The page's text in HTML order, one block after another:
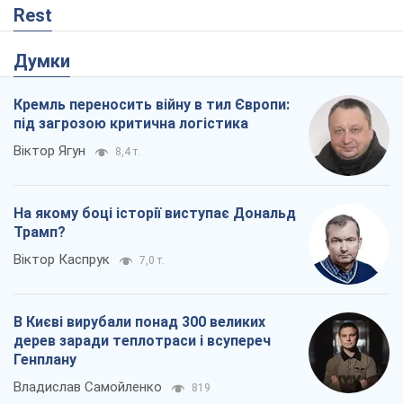
Rest
Думки
Кремль переносить війну в тил Європи:
під загрозою критична логістика
Віктор Ягун 8,4 т.
На якому боці історії виступає Дональд
Трамп?
Віктор Каспрук 7,0 т.
В Києві вирубали понад 300 великих
дерев заради теплотраси і всупереч
Генплану
Владислав Самойленко 819